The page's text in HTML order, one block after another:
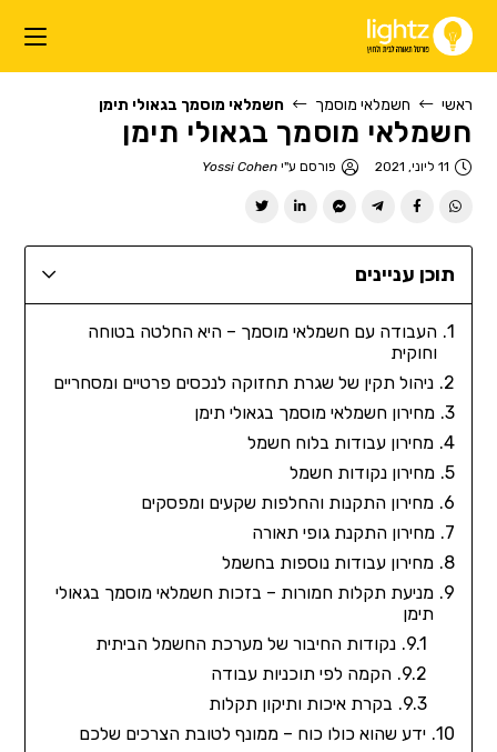
ראשי חשמלאי מוסמך חשמלאי מוסמך בגאולי תימן
חשמלאי מוסמך בגאולי תימן
11 ליוני, 2021 פורסם ע"יYossi Cohen
תוכן עניינים
העבודה עם חשמלאי מוסמך – היא החלטה בטוחה
וחוקית
ניהול תקין של שגרת תחזוקה לנכסים פרטיים ומסחריים
מחירון חשמלאי מוסמך בגאולי תימן
מחירון עבודות בלוח חשמל
מחירון נקודות חשמל
מחירון התקנות והחלפות שקעים ומפסקים
מחירון התקנת גופי תאורה
מחירון עבודות נוספות בחשמל
מניעת תקלות חמורות – בזכות חשמלאי מוסמך בגאולי
תימן
נקודות החיבור של מערכת החשמל הביתית
הקמה לפי תוכניות עבודה
בקרת איכות ותיקון תקלות
ידע שהוא כולו כוח – ממונף לטובת הצרכים שלכם